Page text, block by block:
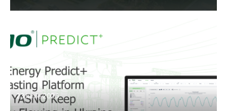
23 iunie 2026